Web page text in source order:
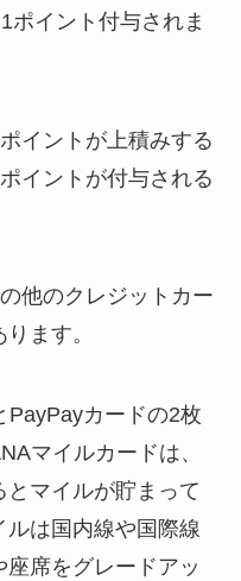
ポイント付与されま
イントが上積みする
イントが付与される
他のクレジットカー
ます。
PayPayカードの2枚
マイルカードは、
マイルが貯まって
は国内線や国際線
席をグレードアッ